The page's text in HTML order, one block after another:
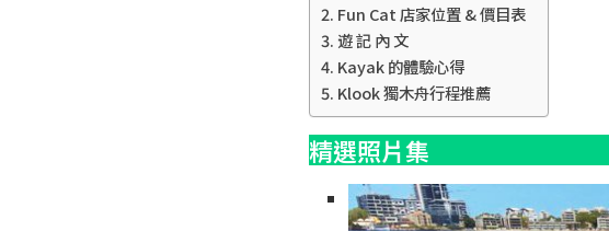
Fun Cat 店家位置 & 價目表
遊 記 內 文
Kayak 的體驗心得
Klook 獨木舟行程推薦
精選照片集